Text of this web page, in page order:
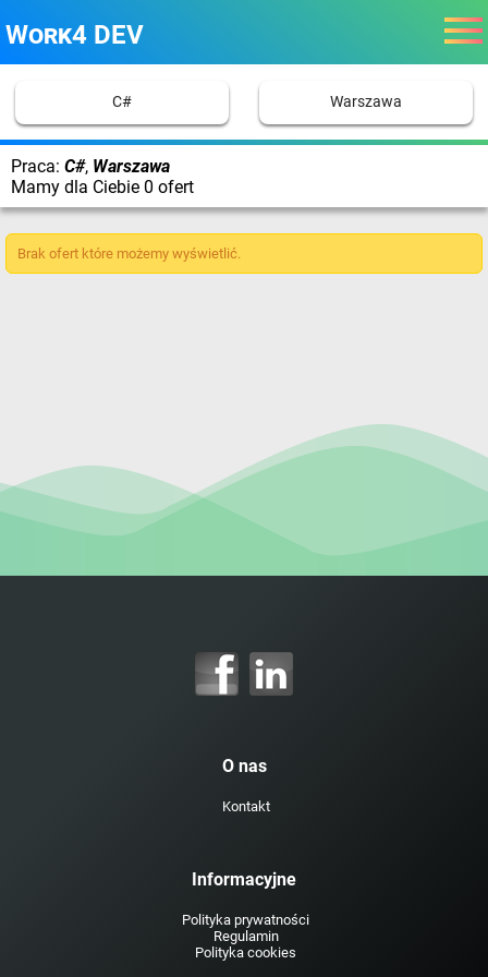
Work4 DEV
C# Warszawa
Praca: C#, Warszawa
Mamy dla Ciebie 0 ofert
Brak ofert które możemy wyświetlić.
O nas
Kontakt
Informacyjne
Polityka prywatności
Regulamin
Polityka cookies